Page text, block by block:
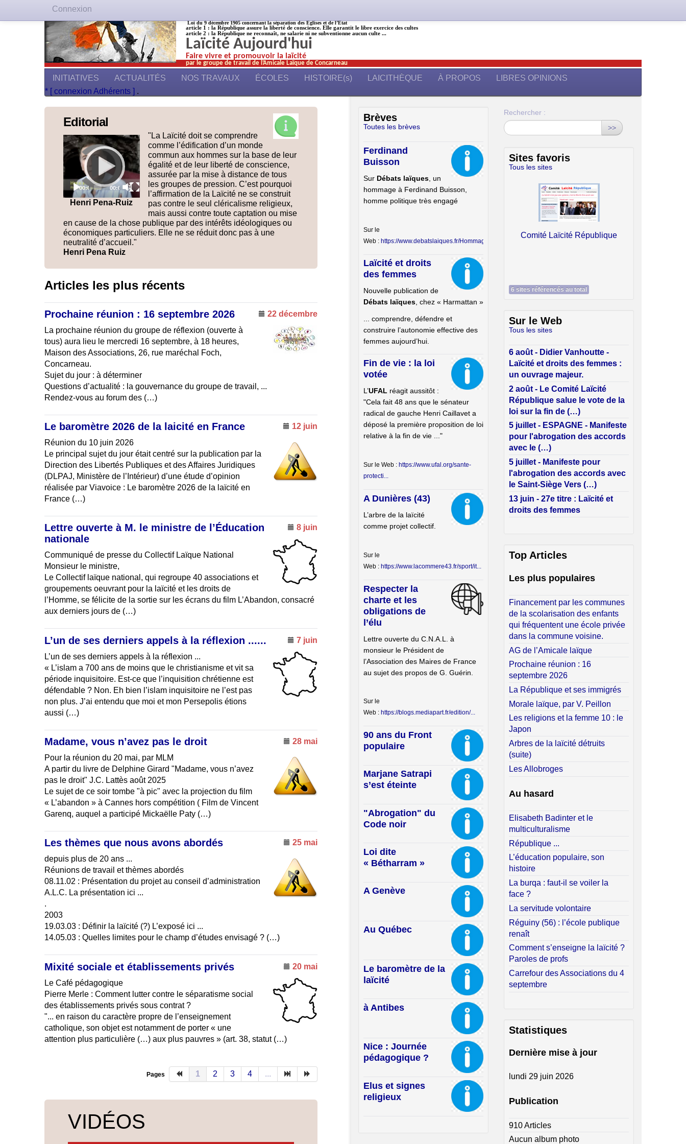
Loi du 9 décembre 1905 concernant la séparation des Églises et de l’État
article 1 : la République assure la liberté de conscience. Elle garantit le libre exercice des cultes
article 2 : la République ne reconnaît, ne salarie ni ne subventionne aucun culte ...
Laïcité Aujourd'hui
Faire vivre et promouvoir la laïcité
par le groupe de travail de l’Amicale Laïque de Concarneau
INITIATIVES ACTUALITÉS NOS TRAVAUX ÉCOLES HISTOIRE(s) LAICITHÈQUE À PROPOS
LIBRES OPINIONS
* [ connexion Adhérents ] .
Editorial
Video
Player
Current
time
00:00
Total
duration
00:00
Henri Pena-Ruiz
"La Laïcité doit se comprendre
comme l’édification d’un monde
commun aux hommes sur la base de leur
égalité et de leur liberté de conscience,
assurée par la mise à distance de tous
les groupes de pression. C’est pourquoi
l’affirmation de la Laïcité ne se construit
pas contre le seul cléricalisme religieux,
mais aussi contre toute captation ou mise
en cause de la chose publique par des intérêts idéologiques ou
économiques particuliers. Elle ne se réduit donc pas à une
neutralité d’accueil."
Henri Pena Ruiz
Articles les plus récents
22 décembre
Prochaine réunion : 16 septembre 2026
La prochaine réunion du groupe de réflexion (ouverte à
tous) aura lieu le mercredi 16 septembre, à 18 heures,
Maison des Associations, 26, rue maréchal Foch,
Concarneau.
Sujet du jour : à déterminer
Questions d’actualité : la gouvernance du groupe de travail, ...
Rendez-vous au forum des (…)
12 juin
Le baromètre 2026 de la laicité en France
Réunion du 10 juin 2026
Le principal sujet du jour était centré sur la publication par la
Direction des Libertés Publiques et des Affaires Juridiques
(DLPAJ, Ministère de l’Intérieur) d’une étude d’opinion
réalisée par Viavoice : Le baromètre 2026 de la laïcité en
France (…)
8 juin
Lettre ouverte à M. le ministre de l’Éducation
nationale
Communiqué de presse du Collectif Laïque National
Monsieur le ministre,
Le Collectif laïque national, qui regroupe 40 associations et
groupements oeuvrant pour la laïcité et les droits de
l’Homme, se félicite de la sortie sur les écrans du film L’Abandon, consacré
aux derniers jours de (…)
7 juin
L’un de ses derniers appels à la réflexion ......
L’un de ses derniers appels à la réflexion ...
« L’islam a 700 ans de moins que le christianisme et vit sa
période inquisitoire. Est-ce que l’inquisition chrétienne est
défendable ? Non. Eh bien l’islam inquisitoire ne l’est pas
non plus. J’ai entendu que moi et mon Persepolis étions
aussi (…)
28 mai
Madame, vous n’avez pas le droit
Pour la réunion du 20 mai, par MLM
A partir du livre de Delphine Girard "Madame, vous n’avez
pas le droit" J.C. Lattès août 2025
Le sujet de ce soir tombe "à pic" avec la projection du film
« L’abandon » à Cannes hors compétition ( Film de Vincent
Garenq, auquel a participé Mickaëlle Paty (…)
25 mai
Les thèmes que nous avons abordés
depuis plus de 20 ans ...
Réunions de travail et thèmes abordés
08.11.02 : Présentation du projet au conseil d’administration
A.L.C. La présentation ici ...
.
2003
19.03.03 : Définir la laïcité (?) L’exposé ici ...
14.05.03 : Quelles limites pour le champ d’études envisagé ? (…)
20 mai
Mixité sociale et établissements privés
Le Café pédagogique
Pierre Merle : Comment lutter contre le séparatisme social
des établissements privés sous contrat ?
"... en raison du caractère propre de l’enseignement
catholique, son objet est notamment de porter « une
attention plus particulière (…) aux plus pauvres » (art. 38, statut (…)
Pages 1 2 3 4 ...
VIDÉOS
Brèves
Toutes les brèves
Ferdinand
Buisson
Sur Débats laïques , un
hommage à Ferdinand Buisson,
homme politique très engagé
Sur le
Web : https://www.debatslaiques.fr/Hommag...
Laïcité et droits
des femmes
Nouvelle publication de
Débats laïques, chez « Harmattan »
... comprendre, défendre et
construire l’autonomie effective des
femmes aujourd’hui.
Fin de vie : la loi
votée
L’UFAL réagit aussitôt :
"Cela fait 48 ans que le sénateur
radical de gauche Henri Caillavet a
déposé la première proposition de loi
relative à la fin de vie ..."
Sur le Web : https://www.ufal.org/sante-
protecti...
A Dunières (43)
L’arbre de la laïcité
comme projet collectif.
Sur le
Web : https://www.lacommere43.fr/sport/it...
Respecter la
charte et les
obligations de
l’élu
Lettre ouverte du C.N.A.L. à
monsieur le Président de
l’Association des Maires de France
au sujet des propos de G. Guérin.
Sur le
Web : https://blogs.mediapart.fr/edition/...
90 ans du Front
populaire
Marjane Satrapi
s’est éteinte
"Abrogation" du
Code noir
Loi dite
« Bétharram »
A Genève
Au Québec
Le baromètre de la
laïcité
à Antibes
Nice : Journée
pédagogique ?
Elus et signes
religieux
Rechercher :
>>
Sites favoris
Tous les sites
Comité Laïcité République
Union des Familles Laïques
6 sites référencés au total
Sur le Web
Tous les sites
6 août - Didier Vanhoutte -
Laïcité et droits des femmes :
un ouvrage majeur.
2 août - Le Comité Laïcité
République salue le vote de la
loi sur la fin de (…)
5 juillet - ESPAGNE - Manifeste
pour l'abrogation des accords
avec le (…)
5 juillet - Manifeste pour
l'abrogation des accords avec
le Saint-Siège Vers (…)
13 juin - 27e titre : Laïcité et
droits des femmes
Top Articles
Les plus populaires
Financement par les communes
de la scolarisation des enfants
qui fréquentent une école privée
dans la commune voisine.
AG de l’Amicale laïque
Prochaine réunion : 16
septembre 2026
La République et ses immigrés
Morale laïque, par V. Peillon
Les religions et la femme 10 : le
Japon
Arbres de la laïcité détruits
(suite)
Les Allobroges
Au hasard
Elisabeth Badinter et le
multiculturalisme
République ...
L’éducation populaire, son
histoire
La burqa : faut-il se voiler la
face ?
La servitude volontaire
Réguiny (56) : l’école publique
renaît
Comment s’enseigne la laïcité ?
Paroles de profs
Carrefour des Associations du 4
septembre
Statistiques
Dernière mise à jour
lundi 29 juin 2026
Publication
910 Articles
Aucun album photo
Connexion